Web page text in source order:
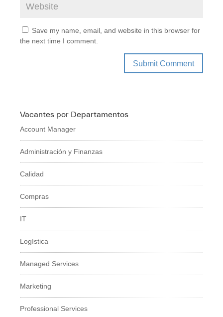
Save my name, email, and website in this browser for
the next time I comment.
Vacantes por Departamentos
Account Manager
Administración y Finanzas
Calidad
Compras
IT
Logí­stica
Managed Services
Marketing
Professional Services